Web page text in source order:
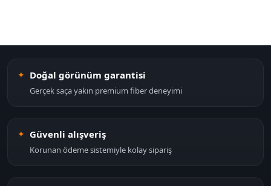
Doğal görünüm garantisi
Gerçek saça yakın premium fiber deneyimi
Güvenli alışveriş
Korunan ödeme sistemiyle kolay sipariş